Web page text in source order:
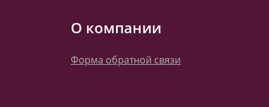
О компании
Форма обратной связи